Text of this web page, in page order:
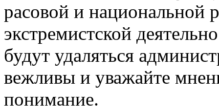
расовой и национальной
экстремистской
будут удаляться
вежливы и уважайте
понимание.